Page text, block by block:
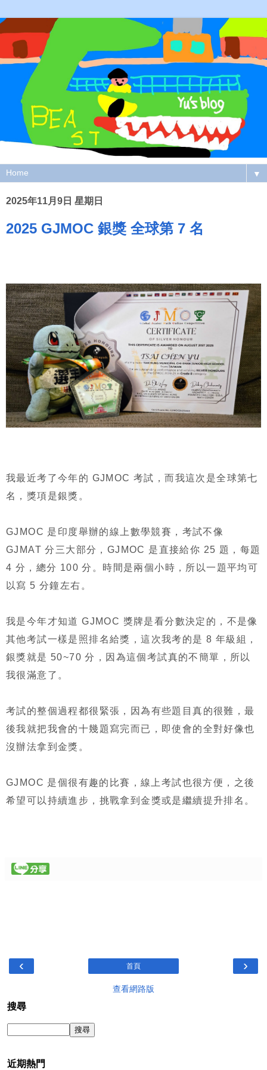
▼
2025年11月9日 星期日
2025 GJMOC 銀獎 全球第 7 名
我最近考了今年的 GJMOC 考試，而我這次是全球第七
名，獎項是銀獎。
GJMOC 是印度舉辦的線上數學競賽，考試不像
GJMAT 分三大部分，GJMOC 是直接給你 25 題，每題
4 分，總分 100 分。時間是兩個小時，所以一題平均可
以寫 5 分鐘左右。
我是今年才知道 GJMOC 獎牌是看分數決定的，不是像
其他考試一樣是照排名給獎，這次我考的是 8 年級組，
銀獎就是 50~70 分，因為這個考試真的不簡單，所以
我很滿意了。
考試的整個過程都很緊張，因為有些題目真的很難，最
後我就把我會的十幾題寫完而已，即使會的全對好像也
沒辦法拿到金獎。
GJMOC 是個很有趣的比賽，線上考試也很方便，之後
希望可以持續進步，挑戰拿到金獎或是繼續提升排名。
‹ ›
首頁
查看網路版
搜尋
近期熱門